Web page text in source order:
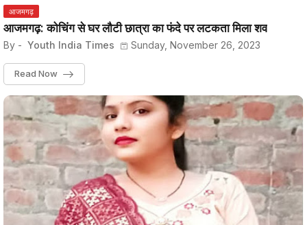
आजमगढ़
आजमगढ़: कोचिंग से घर लौटी छात्रा का फंदे पर लटकता मिला शव
By - Youth India Times Sunday, November 26, 2023
Read Now